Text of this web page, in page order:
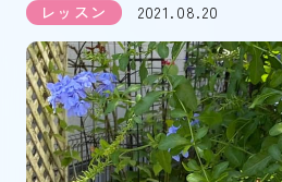
レッスン 2021.08.20